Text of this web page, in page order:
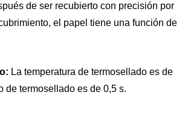
de ser recubierto con precisión por
el papel tiene una función de
La temperatura de termosellado es de
de termosellado es de 0,5 s.